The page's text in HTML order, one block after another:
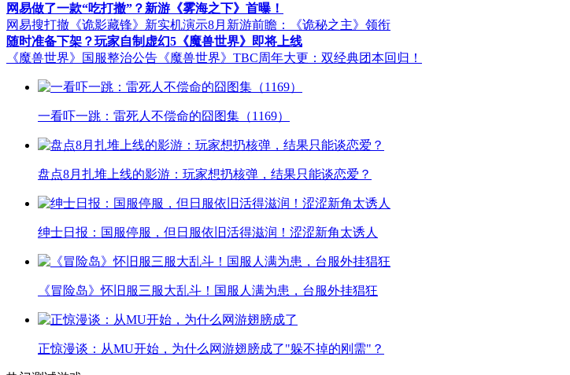
网易做了一款“吃打撤”？新游《雾海之下》首曝！
网易搜打撤《诡影藏锋》新实机演示8月新游前瞻：《诡秘之主》领衔
随时准备下架？玩家自制虚幻5《魔兽世界》即将上线
《魔兽世界》国服整治公告 《魔兽世界》TBC周年大更：双经典团本回归！
一看吓一跳：雷死人不偿命的囧图集（1169）
盘点8月扎堆上线的影游：玩家想扔核弹，结果只能谈恋爱？
绅士日报：国服停服，但日服依旧活得滋润！涩涩新角太诱人
《冒险岛》怀旧服三服大乱斗！国服人满为患，台服外挂猖狂
正惊漫谈：从MU开始，为什么网游翅膀成了"躲不掉的刚需"？